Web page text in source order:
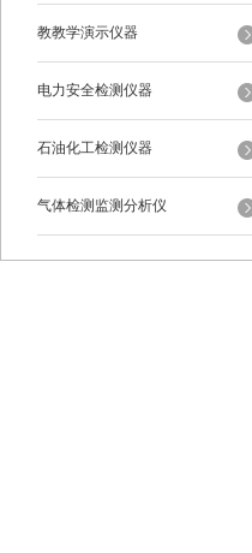
教教学演示仪器
电力安全检测仪器
石油化工检测仪器
气体检测监测分析仪